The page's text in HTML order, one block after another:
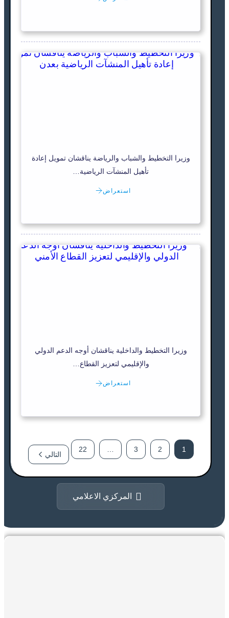
وزيرا التخطيط والشباب والرياضة يناقشان تمويل إعادة
تأهيل المنشآت الرياضية…
استعراض
وزيرا التخطيط والداخلية يناقشان أوجه الدعم الدولي
والإقليمي لتعزيز القطاع…
استعراض
1
2
3
22
التالي
المركزي الاعلامي